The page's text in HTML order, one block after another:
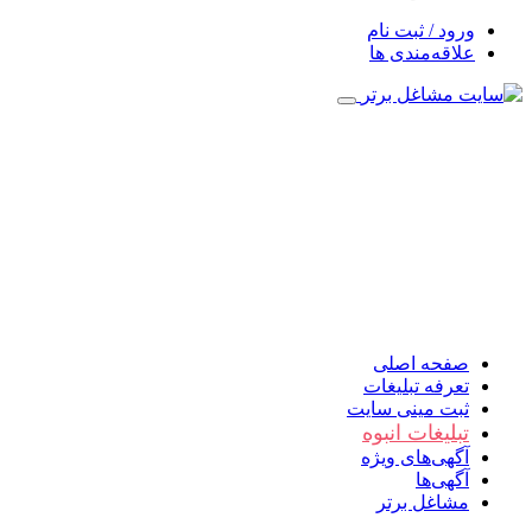
ورود / ثبت نام
علاقه‌مندی ها
صفحه اصلی
تعرفه تبلیغات
ثبت مینی سایت
تبلیغات انبوه
آگهی‌های ویژه
آگهی‌ها
مشاغل برتر